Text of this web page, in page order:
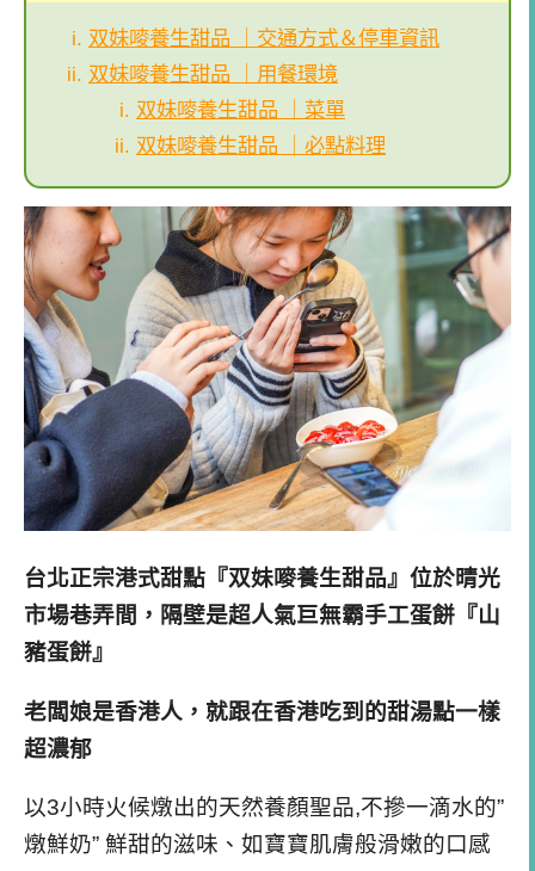
双妹嘜養生甜品 ｜交通方式＆停車資訊
双妹嘜養生甜品 ｜用餐環境
双妹嘜養生甜品 ｜菜單
双妹嘜養生甜品 ｜必點料理
台北正宗港式甜點『双妹嘜養生甜品』位於晴光
市場巷弄間，隔壁是超人氣巨無霸手工蛋餅『山
豬蛋餅』
老闆娘是香港人，就跟在香港吃到的甜湯點一樣
超濃郁
以3小時火候燉出的天然養顏聖品,不摻一滴水的”
燉鮮奶” 鮮甜的滋味、如寶寶肌膚般滑嫩的口感